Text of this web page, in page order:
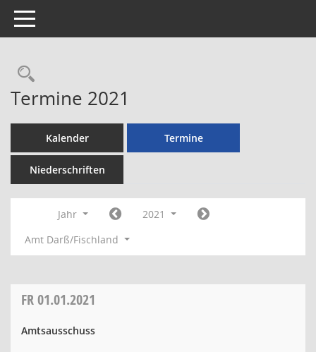
Toggle navigation
Rechercheauswahl
Termine 2021
Kalender Termine
Niederschriften
Jahr
2021
Amt Darß/Fischland
FR01.01.2021
Amtsausschuss